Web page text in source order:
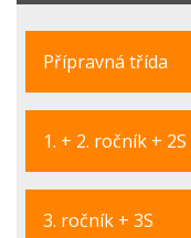
Přípravná třída
1. + 2. ročník + 2S
3. ročník + 3S